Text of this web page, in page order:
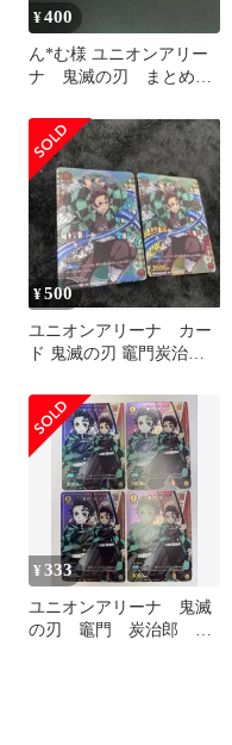
¥400
ん*む様 ユニオンアリー
ナ 鬼滅の刃 まとめ売
¥500
ユニオンアリーナ カー
ド 鬼滅の刃 竈門炭治
¥333
ユニオンアリーナ 鬼滅
の刃 竈門 炭治郎 プ